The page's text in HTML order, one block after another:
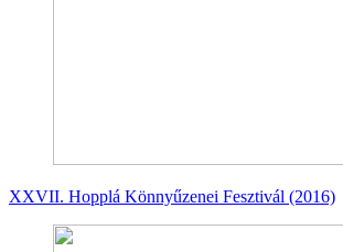
XXVII. Hopplá Könnyűzenei Fesztivál (2016)